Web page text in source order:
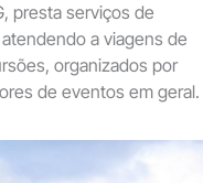
presta serviços de
a viagens de
organizados por
de eventos em geral.